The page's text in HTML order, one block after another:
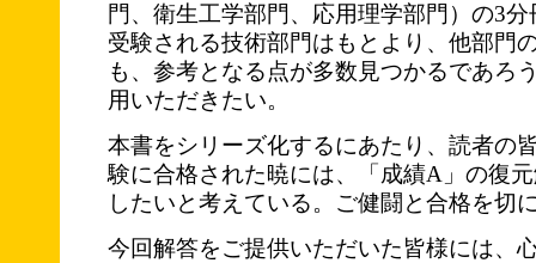
門、衛生工学部門、応用理学部門）の3
受験される技術部門はもとより、他部門
も、参考となる点が多数見つかるであろ
用いただきたい。
本書をシリーズ化するにあたり、読者の
験に合格された暁には、「成績A」の復
したいと考えている。ご健闘と合格を切
今回解答をご提供いただいた皆様には、